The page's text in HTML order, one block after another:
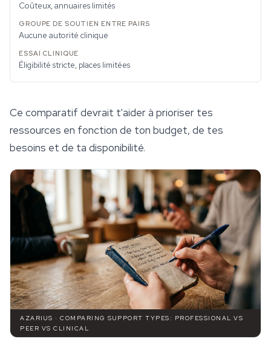
Coûteux, annuaires limités
Aucune autorité clinique
Éligibilité stricte, places limitées
Ce comparatif devrait t'aider à prioriser tes
ressources en fonction de ton budget, de tes
besoins et de ta disponibilité.
AZARIUS · COMPARING SUPPORT TYPES: PROFESSIONAL VS
PEER VS CLINICAL